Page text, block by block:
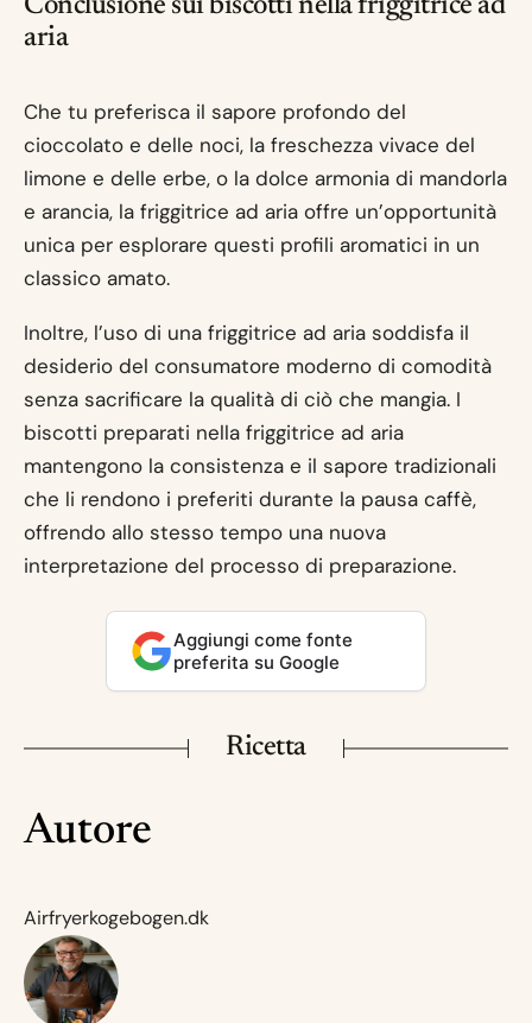
Conclusione sui biscotti nella friggitrice ad
aria
Che tu preferisca il sapore profondo del
cioccolato e delle noci, la freschezza vivace del
limone e delle erbe, o la dolce armonia di mandorla
e arancia, la friggitrice ad aria offre un’opportunità
unica per esplorare questi profili aromatici in un
classico amato.
Inoltre, l’uso di una friggitrice ad aria soddisfa il
desiderio del consumatore moderno di comodità
senza sacrificare la qualità di ciò che mangia. I
biscotti preparati nella friggitrice ad aria
mantengono la consistenza e il sapore tradizionali
che li rendono i preferiti durante la pausa caffè,
offrendo allo stesso tempo una nuova
interpretazione del processo di preparazione.
Aggiungi come fonte
preferita su Google
Ricetta
Autore
Airfryerkogebogen.dk